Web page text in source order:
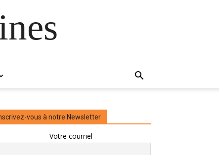
vous à notre Newsletter
Votre courriel